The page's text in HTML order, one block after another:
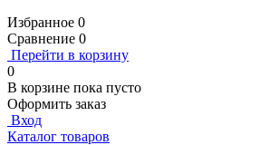
Избранное 0
Сравнение 0
Перейти в корзину
0
В корзине пока пусто
Оформить заказ
Вход
Каталог товаров